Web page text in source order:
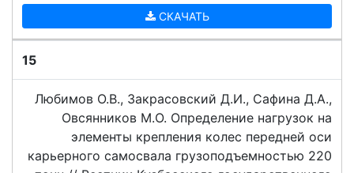
СКАЧАТЬ
15
Любимов О.В., Закрасовский Д.И., Сафина Д.А.,
Овсянников М.О. Определение нагрузок на
элементы крепления колес передней оси
карьерного самосвала грузоподъемностью 220